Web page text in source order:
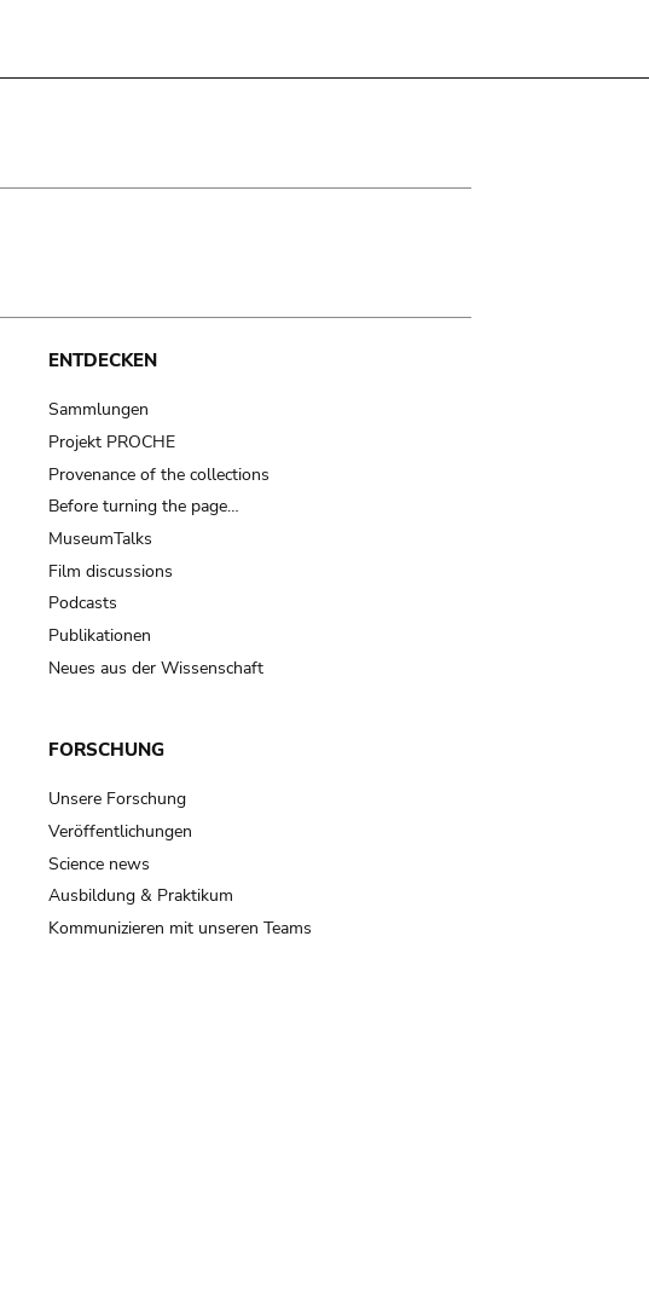
ENTDECKEN
Sammlungen
Projekt PROCHE
Provenance of the collections
Before turning the page…
MuseumTalks
Film discussions
Podcasts
Publikationen
Neues aus der Wissenschaft
FORSCHUNG
Unsere Forschung
Veröffentlichungen
Science news
Ausbildung & Praktikum
Kommunizieren mit unseren Teams